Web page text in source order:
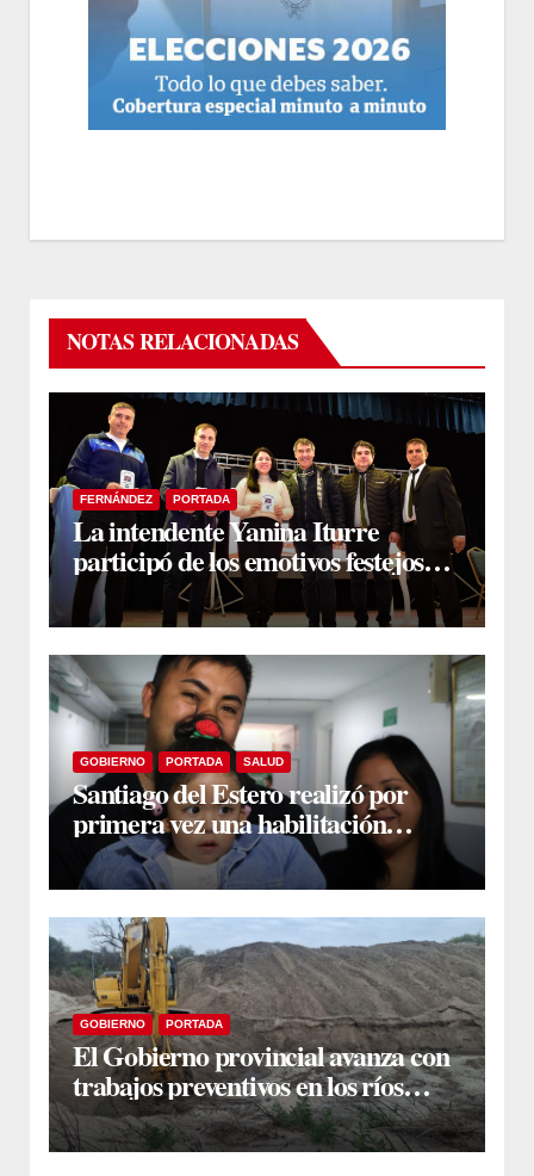
NOTAS RELACIONADAS
FERNÁNDEZ PORTADA
La intendente Yanina Iturre
participó de los emotivos festejos
por el Aniversario del Taekwon-Do
en Fernández
GOBIERNO PORTADA SALUD
Santiago del Estero realizó por
primera vez una habilitación
auditiva con vincha de conducción
ósea
GOBIERNO PORTADA
El Gobierno provincial avanza con
trabajos preventivos en los ríos
Dulce y Salado y en los Bajos
Submeridionales